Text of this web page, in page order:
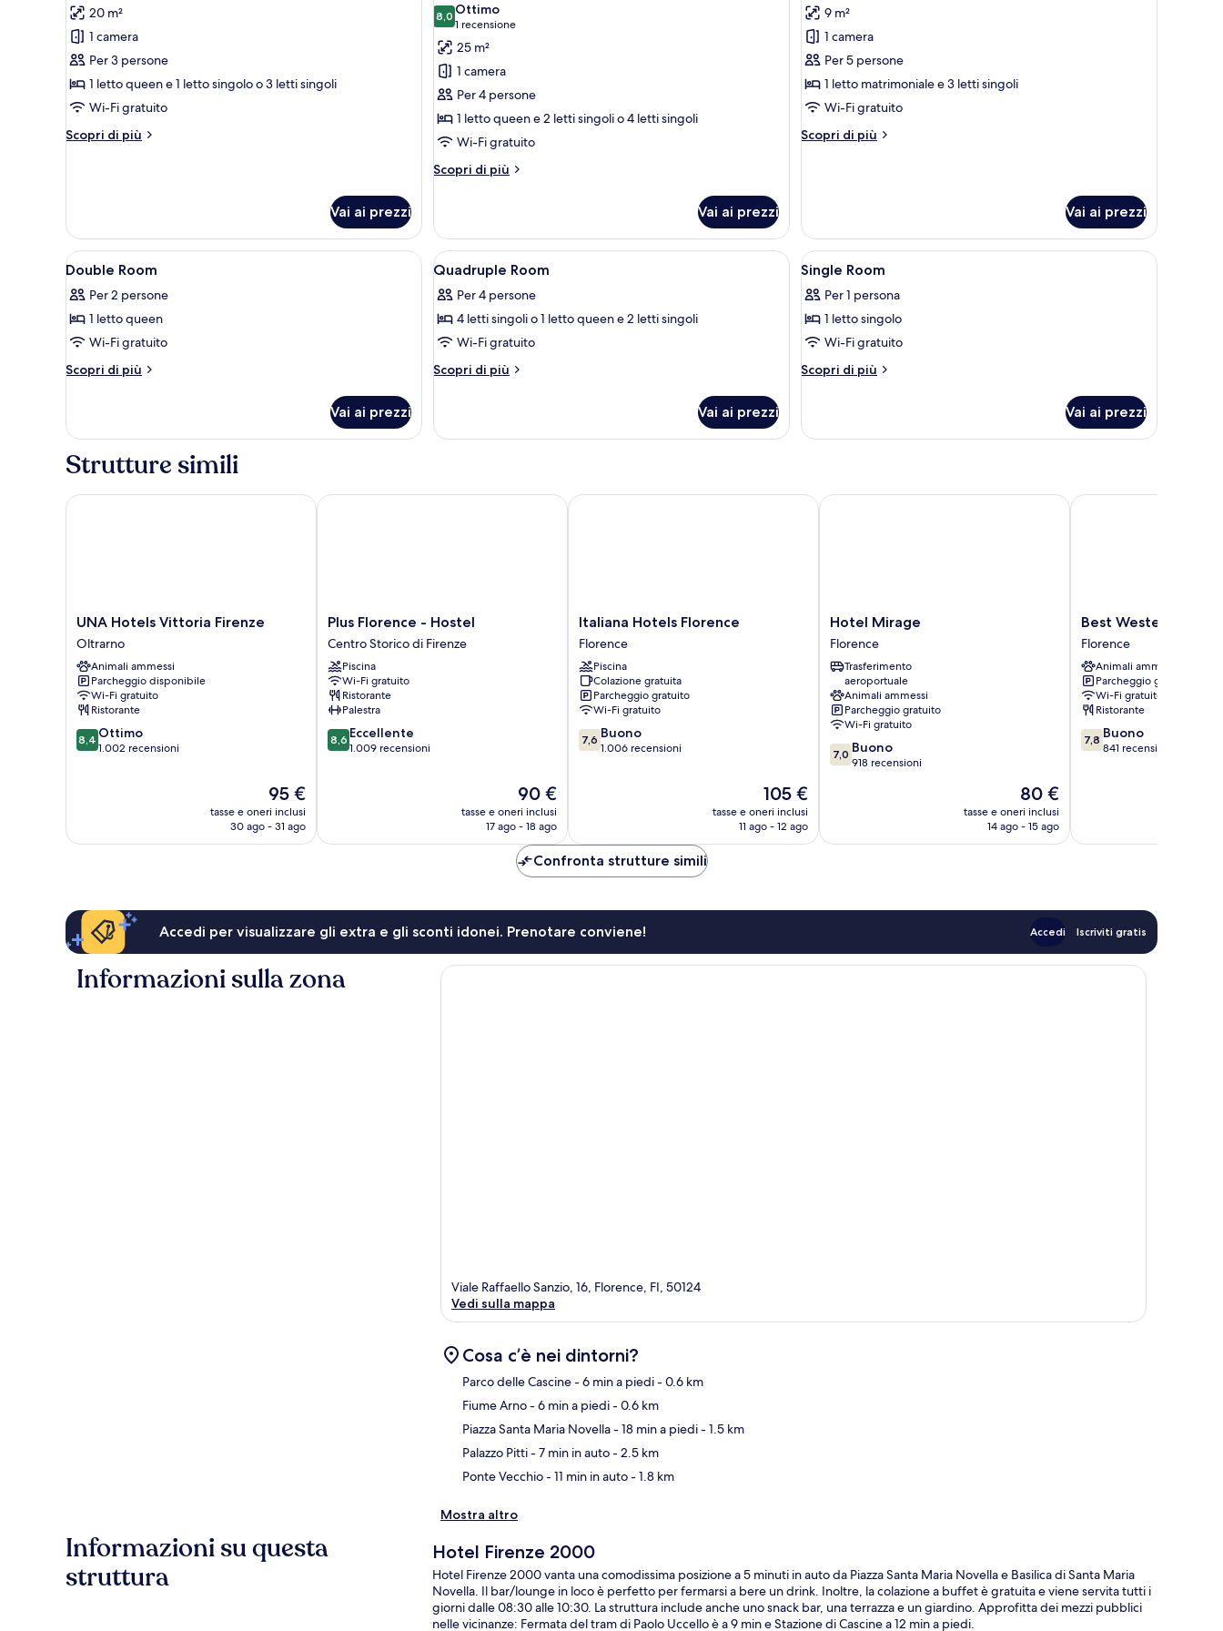
le
foto
per
Camera
tripla
20 m²
1 camera
Per 3 persone
1 letto queen e 1 letto singolo o 3 letti singoli
Wi-Fi gratuito
Scopri di più
Altri
Vai ai prezzi
le
foto
per
Camera
quadrupla
8,08,0 su 10
Ottimo
1 recensione
(1
recensione)
25 m²
1 camera
Per 4 persone
1 letto queen e 2 letti singoli o 4 letti singoli
Wi-Fi gratuito
Scopri di più
Altri
quadrupla
Vai ai prezzi
le
foto
per
Monolocale
familiare
9 m²
1 camera
Per 5 persone
1 letto matrimoniale e 3 letti singoli
Wi-Fi gratuito
Scopri di più
Altri
Vai ai prezzi
Apri
tutte
le
foto
per
Double
Una scrivania, ferro/asse da stiro, letti aggiuntivi gratuiti
6
Double Room
Per 2 persone
1 letto queen
Wi-Fi gratuito
Scopri di più
Altri
Room
Vai ai prezzi
Apri
tutte
le
foto
per
Quadruple
Una scrivania, ferro/asse da stiro, letti aggiuntivi gratuiti
2
Quadruple Room
Per 4 persone
4 letti singoli o 1 letto queen e 2 letti singoli
Wi-Fi gratuito
Scopri di più
Altri
Room
Vai ai prezzi
Apri
tutte
le
foto
per
Single
Una scrivania, ferro/asse da stiro, letti
2
Single Room
Per 1 persona
1 letto singolo
Wi-Fi gratuito
Scopri di più
Altri
Room
Vai ai prezzi
Strutture simili
UNA
Hotels
Vittoria
Firenze
Oltrarno
UNA Hotels Vittoria Firenze
Oltrarno
Animali ammessi
Parcheggio disponibile
Wi-Fi gratuito
Ristorante
8.4
su
8,4 Ottimo
1.002 recensioni
Il
prezzo
attuale
95 €
tasse e oneri inclusi
30 ago - 31 ago
UNA Hotels Vittoria Firenze
Plus
Florence
-
Hostel
Centro
Storico
di
Firenze
Plus Florence - Hostel
Centro Storico di Firenze
Piscina
Wi-Fi gratuito
Ristorante
Palestra
8.6
su
8,6 Eccellente
1.009 recensioni
Il
prezzo
attuale
90 €
90 €
tasse e oneri inclusi
17 ago - 18 ago
Plus Florence - Hostel
Italiana
Hotels
Florence
Florence
Italiana Hotels Florence
Florence
Piscina
Colazione gratuita
Parcheggio gratuito
Wi-Fi gratuito
7.6
su
7,6 Buono
1.006 recensioni
Il
prezzo
attuale
105 €
tasse e oneri inclusi
11 ago - 12 ago
Italiana Hotels Florence
Hotel
Mirage
Florence
Hotel Mirage
Florence
Trasferimento
aeroportuale
Animali ammessi
Parcheggio gratuito
Wi-Fi gratuito
7.0
su
7,0 Buono
918 recensioni
Il
prezzo
attuale
80 €
tasse e oneri inclusi
14 ago - 15 ago
Hotel Mirage
Best
Western
Plus
CHC
Florence
Florence
Best Western Plus
Florence
Animali ammessi
Parcheggio gratuito
Wi-Fi gratuito
Ristorante
7.8
su
7,8 Buono
841 recensioni
Best Western Plus
Confronta strutture simili
Accedi per visualizzare gli extra e gli sconti idonei. Prenotare conviene! Accedi Iscriviti gratis
Informazioni sulla zona
Viale Raffaello Sanzio, 16, Florence, FI, 50124
Vedi sulla mappa
Cosa c’è nei dintorni?
Parco delle Cascine- 6 min a piedi- 0.6 km
Fiume Arno- 6 min a piedi- 0.6 km
Piazza Santa Maria Novella- 18 min a piedi- 1.5 km
Palazzo Pitti- 7 min in auto- 2.5 km
Ponte Vecchio- 11 min in auto- 1.8 km
Mostra altro
Informazioni su questa
struttura
Hotel Firenze 2000
Hotel Firenze 2000 vanta una comodissima posizione a 5 minuti in auto da Piazza Santa Maria Novella e Basilica di Santa Maria
Novella. Il bar/lounge in loco è perfetto per fermarsi a bere un drink. Inoltre, la colazione a buffet è gratuita e viene servita tutti i
giorni dalle 08:30 alle 10:30. La struttura include anche uno snack bar, una terrazza e un giardino. Approfitta dei mezzi pubblici
nelle vicinanze: Fermata del tram di Paolo Uccello è a 9 min e Stazione di Cascine a 12 min a piedi.